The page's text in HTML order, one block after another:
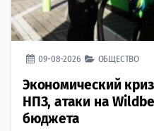
09-08-2026 ОБЩЕСТВО
Экономический
НПЗ, атаки на
бюджета